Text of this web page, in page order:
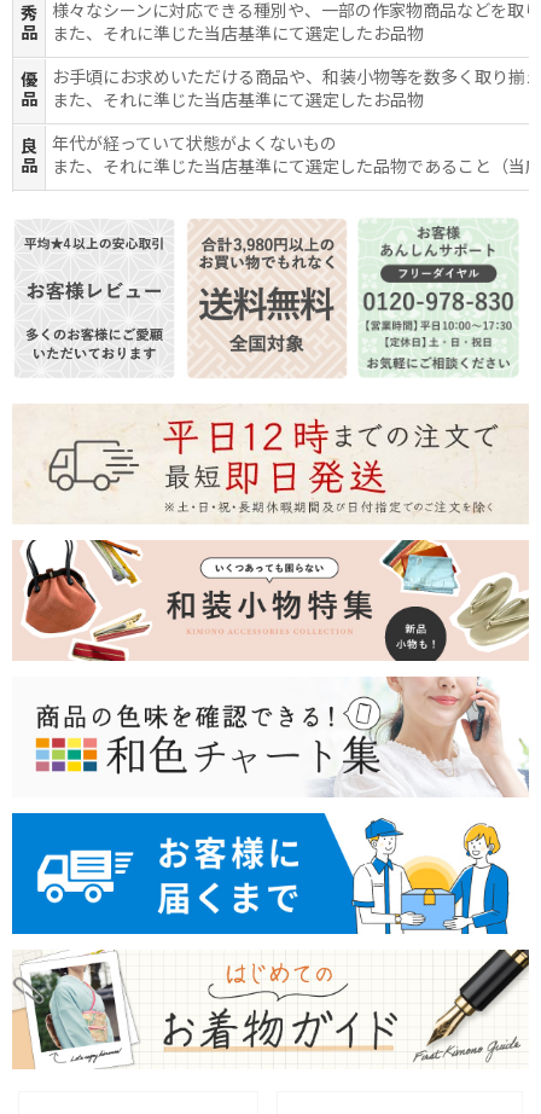
秀
品
様々なシーンに対応できる種別や、一部の作家物商品などを取
また、それに準じた当店基準にて選定したお品物
優
品
お手頃にお求めいただける商品や、和装小物等を数多く取り揃
また、それに準じた当店基準にて選定したお品物
良
品
年代が経っていて状態がよくないもの
また、それに準じた当店基準にて選定した品物であること（当